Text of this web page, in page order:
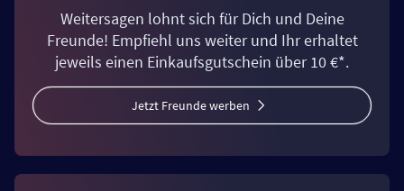
Weitersagen lohnt sich für Dich und Deine
Freunde! Empfiehl uns weiter und Ihr erhaltet
jeweils einen Einkaufsgutschein über 10 €*.
Jetzt Freunde werben